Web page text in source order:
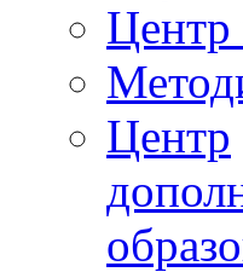
Центр
Центр